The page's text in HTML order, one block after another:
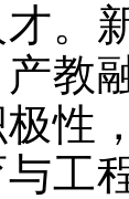
。
教
性
工